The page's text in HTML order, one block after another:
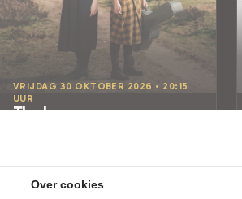
VRIJDAG 30 OKTOBER 2026 • 20:15
UUR
The Lasses
Over cookies